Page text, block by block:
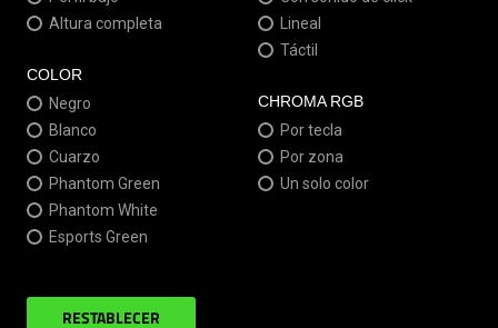
Altura completa
COLOR
Negro
Blanco
Cuarzo
Phantom Green
Phantom White
Esports Green
Lineal
Táctil
CHROMA RGB
Por tecla
Por zona
Un solo color
RESTABLECER